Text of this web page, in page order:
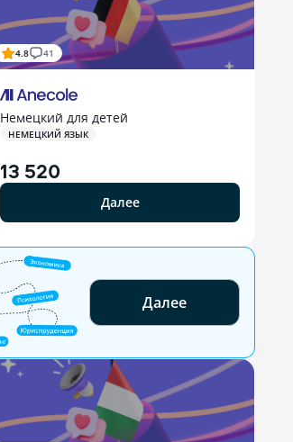
4.8 41
Немецкий для детей
НЕМЕЦКИЙ ЯЗЫК
13 520
Далее
Далее